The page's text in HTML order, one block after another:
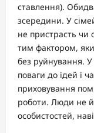
ставлення).
зсередини. У
не пристрасть чи
тим фактором,
без руйнування. У
поваги до ідей і
приховування
роботи. Люди не
особистостей,